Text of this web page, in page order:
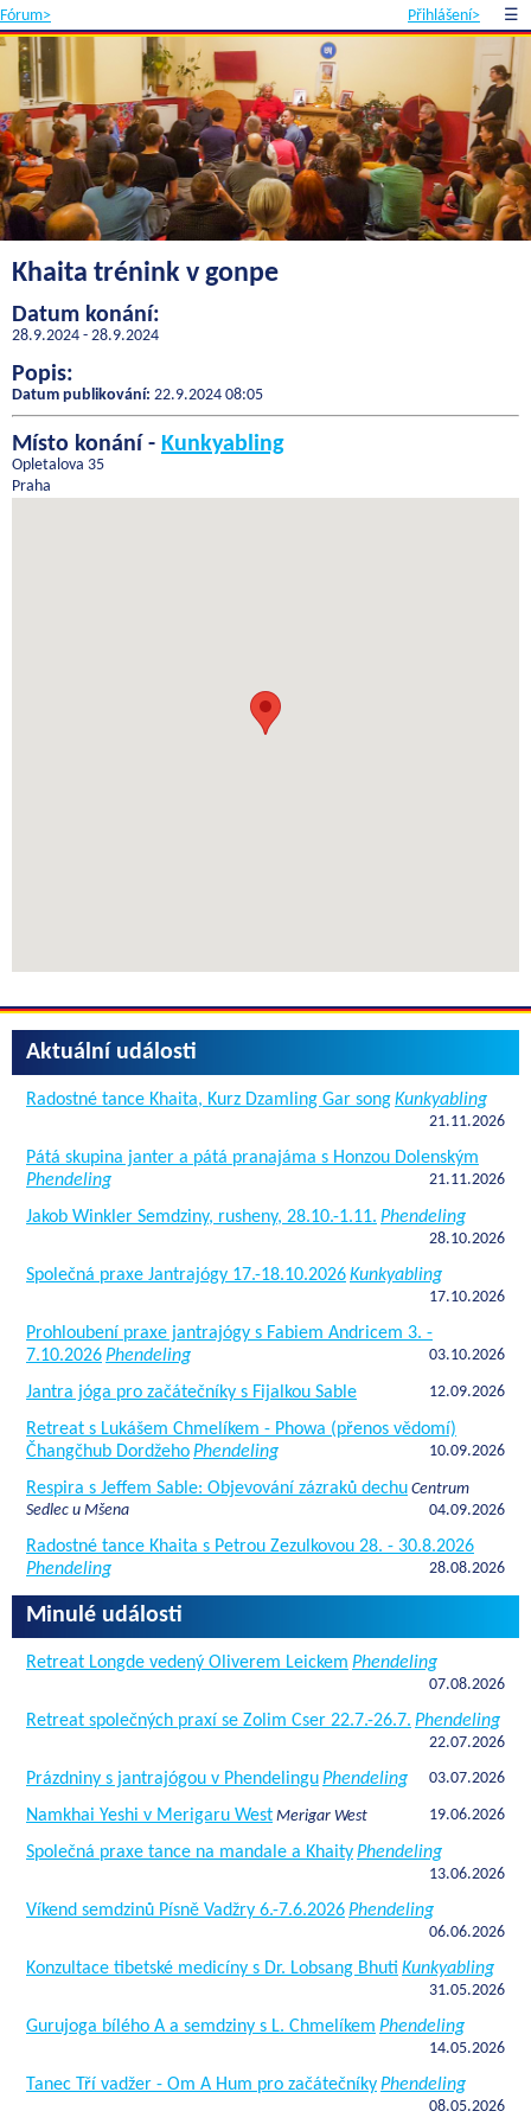
Fórum> Přihlášení> ☰
Khaita trénink v gonpe
Datum konání:
28.9.2024 - 28.9.2024
Popis:
Datum publikování: 22.9.2024 08:05
Místo konání - Kunkyabling
Opletalova 35
Praha
Aktuální události
Radostné tance Khaita, Kurz Dzamling Gar songKunkyabling
21.11.2026
Pátá skupina janter a pátá pranajáma s Honzou Dolenským
Phendeling
21.11.2026
Jakob Winkler Semdziny, rusheny, 28.10.-1.11. Phendeling
28.10.2026
Společná praxe Jantrajógy 17.-18.10.2026Kunkyabling
17.10.2026
Prohloubení praxe jantrajógy s Fabiem Andricem 3. -
7.10.2026Phendeling 03.10.2026
Jantra jóga pro začátečníky s Fijalkou Sable 12.09.2026
Retreat s Lukášem Chmelíkem - Phowa (přenos vědomí)
Čhangčhub DordžehoPhendeling 10.09.2026
Respira s Jeffem Sable: Objevování zázraků dechu Centrum
Sedlec u Mšena
04.09.2026
Radostné tance Khaita s Petrou Zezulkovou 28. - 30.8.2026
Phendeling
28.08.2026
Minulé události
Retreat Longde vedený Oliverem Leickem Phendeling
07.08.2026
Retreat společných praxí se Zolim Cser 22.7.-26.7. Phendeling
22.07.2026
Prázdniny s jantrajógou v PhendelinguPhendeling 03.07.2026
Namkhai Yeshi v Merigaru West Merigar West 19.06.2026
Společná praxe tance na mandale a KhaityPhendeling
13.06.2026
Víkend semdzinů Písně Vadžry 6.-7.6.2026Phendeling
06.06.2026
Konzultace tibetské medicíny s Dr. Lobsang Bhuti Kunkyabling
31.05.2026
Gurujoga bílého A a semdziny s L. Chmelíkem Phendeling
14.05.2026
Tanec Tří vadžer - Om A Hum pro začátečníkyPhendeling
08.05.2026